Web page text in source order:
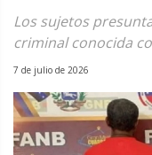
Los sujetos
criminal conocida
7 de julio de 2026